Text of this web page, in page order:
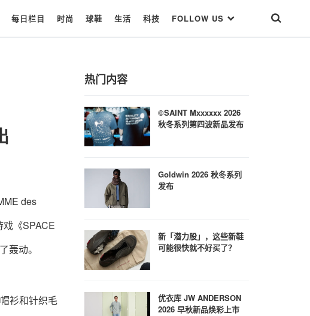
每日栏目 时尚 球鞋 生活 科技 FOLLOW US
des
《SPACE
轰动。
衫和针织毛
热门内容
©SAINT Mxxxxxx 2026
秋冬系列第四波新品发布
Goldwin 2026 秋冬系列
发布
新「潜力股」，这些新鞋
可能很快就不好买了？
优衣库 JW ANDERSON
2026 早秋新品焕彩上市